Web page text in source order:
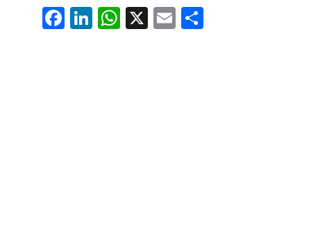
Fa
ce
Li
nk
W
ha
X E
m
Pa
rt